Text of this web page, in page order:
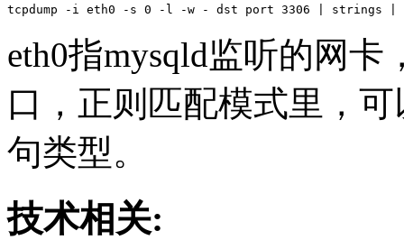
eth0指mysqld监听的网卡
口，正则匹配模式里，
句类型。
技术相关: